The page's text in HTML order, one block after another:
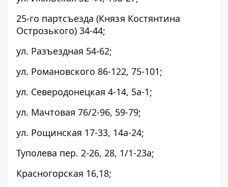
25-го партсъезда (Князя Костянтина
Острозького) 34-44;
ул. Разъездная 54-62;
ул. Романовского 86-122, 75-101;
ул. Северодонецкая 4-14, 5а-1;
ул. Мачтовая 76/2-96, 59-79;
ул. Рощинская 17-33, 14а-24;
Туполева пер. 2-26, 28, 1/1-23а;
Красногорская 16,18;